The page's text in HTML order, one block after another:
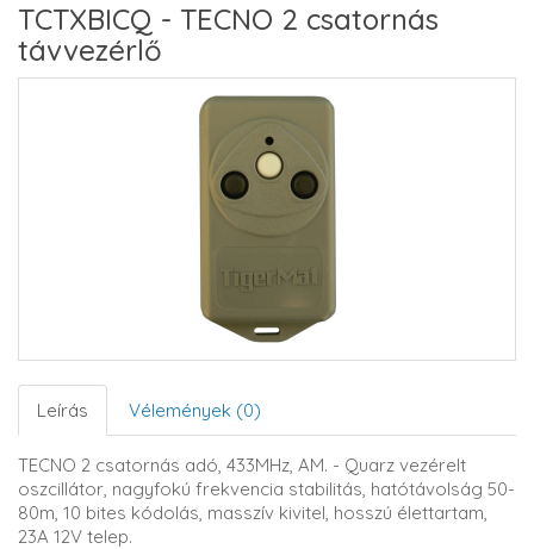
TCTXBICQ - TECNO 2 csatornás
távvezérlő
Leírás Vélemények (0)
TECNO 2 csatornás adó, 433MHz, AM. - Quarz vezérelt
oszcillátor, nagyfokú frekvencia stabilitás, hatótávolság 50-
80m, 10 bites kódolás, masszív kivitel, hosszú élettartam,
23A 12V telep.